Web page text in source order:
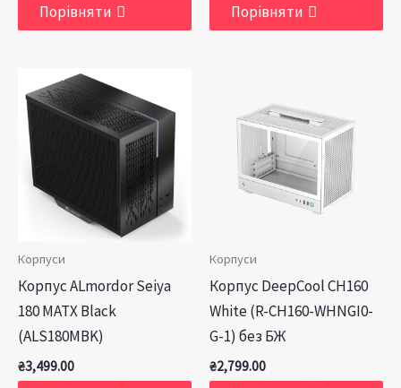
Порівняти Порівняти
Корпуси
Корпус ALmordor Seiya
180 MATX Black
(ALS180MBK)
₴3,499.00
Корпуси
Корпус DeepCool CH160
White (R-CH160-WHNGI0-
G-1) без БЖ
₴2,799.00